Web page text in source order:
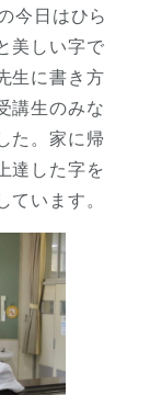
今日はひら
美しい字で
生に書き方
講生のみな
た。家に帰
達した字を
います。